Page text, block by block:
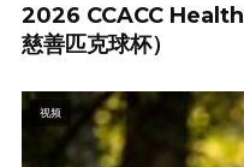
2026 CCACC
慈善匹克球杯）
视频